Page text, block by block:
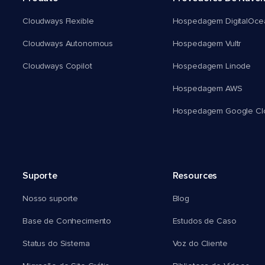
Cloudways Flexible
Cloudways Autonomous
Cloudways Copilot
Hospedagem
Hospedagem Vultr
Hospedagem Linode
Hospedagem AWS
Hospedagem Google
Suporte
Nosso suporte
Base de Conhecimento
Status do Sistema
Resources
Blog
Estudos de Caso
Voz do Cliente